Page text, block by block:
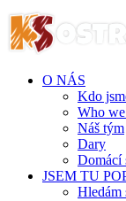
O NÁS
Kdo
Who
Náš tým
Dary
Domácí
JSEM TU
Hledám